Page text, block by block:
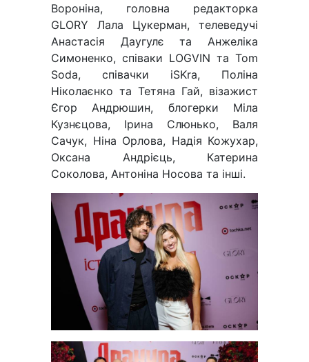
Вороніна, головна редакторка
GLORY Лала Цукерман, телеведучі
Анастасія Даугулє та Анжеліка
Симоненко, співаки LOGVIN та Tom
Soda, співачки iSKra, Поліна
Ніколаєнко та Тетяна Гай, візажист
Єгор Андрюшин, блогерки Міла
Кузнєцова, Ірина Слюнько, Валя
Сачук, Ніна Орлова, Надія Кожухар,
Оксана Андрієць, Катерина
Соколова, Антоніна Носова та інші.